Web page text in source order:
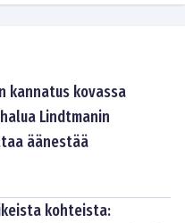
kannatus kovassa
Lindtmanin
äänestää
kohteista: